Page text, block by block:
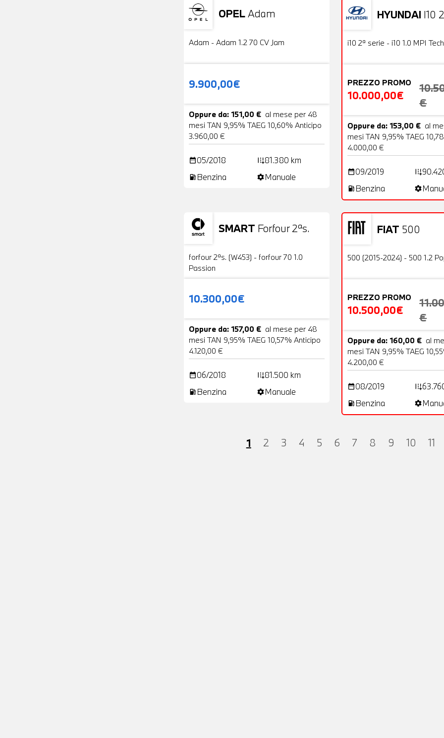
OPELAdam
Usato
Adam - Adam 1.2 70 CV Jam
9.900,00€
Oppure da: 151,00 € al mese per 48
mesi TAN 9,95% TAEG 10,60% Anticipo
3.960,00 €
date_range05/2018 add_road81.380 km
local_gas_station Benzina settingsManuale
HYUNDAI I10
OFFERTA
Usato
i10 2ª serie - i10 1.0 MPI Tech
PREZZO PROMO
10.000,00€
€
Oppure da: 153,00 € al
mesi TAN 9,95% TAEG
4.000,00 €
date_range09/2019 add_road
local_gas_station Benzina settings
SMART Forfour 2ªs.
Usato 19 Foto
forfour 2ªs. (W453) - forfour 70 1.0
Passion
10.300,00€
Oppure da: 157,00 € al mese per 48
mesi TAN 9,95% TAEG 10,57% Anticipo
4.120,00 €
date_range06/2018 add_road81.500 km
local_gas_station Benzina settingsManuale
FIAT 500
OFFERTA
Usato
500 (2015-2024) - 500 1.2
PREZZO PROMO
10.500,00€
€
Oppure da: 160,00 € al
mesi TAN 9,95% TAEG
4.200,00 €
date_range08/2019 add_road
local_gas_station Benzina settings
1 2 3 4 5 6 7 8 9 10 11